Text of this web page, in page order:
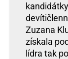
Zuzana
získala
lídra tak